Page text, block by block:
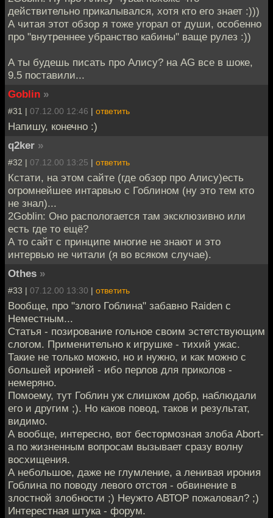
действительно прикалывался, хотя кто его знает :)))
А читая этот обзор я тоже угорал от души, особенно
про "внутреннее убранство кабины" ваще рулез :))
А ты будешь писать про Алису? на AG все в шоке,
9.5 поставили...
Goblin »
#31 | 07.12.00 12:46 | ответить
Напишу, конечно :)
q2ker »
#32 | 07.12.00 13:25 | ответить
Кстати, на этом сайте (где обзор про Алису)есть
огромнейшее интарвью с Гоблином (ну это тем кто
не знал)...
2Goblin: Оно распологается там эксклюзивно или
есть где то ещё?
А то сайт с принципе многие не знают и это
интервью не читали (я во всяком случае).
Othes »
#33 | 07.12.00 13:30 | ответить
Вообще, про "злого Гоблина" забавно Raiden с
Неместным...
Статья - позирование гольное своим эстетствующим
слогом. Применительно к игрушке - тихий ужас.
Такие не только можно, но и нужно, и как можно с
большей иронией - ибо перлов для приколов -
немеряно.
Помоему, тут Гоблин уж слишком добр, наблюдали
его и другим ;). Но каков повод, таков и результат,
видимо.
А вообще, интересно, вот бестормозная злоба Abort-
а по жизненным вопросам вызывает сразу волну
восхищения.
А небольшое, даже не глумление, а ленивая ирония
Гоблина по поводу левого отстоя - обвинение в
злостной злобности ;) Неужто АВТОР пожаловал? ;)
Интерестная штука - форум.